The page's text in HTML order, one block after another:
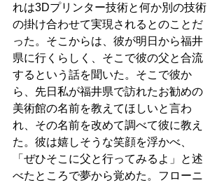
れは3Dプリンター技術と何か別の技術
の掛け合わせて実現されるとのことだ
った。そこからは、彼が明日から福井
県に行くらしく、そこで彼の父と合流
するという話を聞いた。そこで彼か
ら、先日私が福井県で訪れたお勧めの
美術館の名前を教えてほしいと言わ
れ、その名前を改めて調べて彼に教え
た。彼は嬉しそうな笑顔を浮かべ、
「ぜひそこに父と行ってみるよ」と述
べたところで夢から覚めた。フローニ